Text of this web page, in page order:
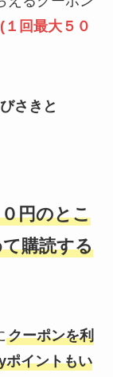
回最大５０
さきと
円のとこ
購読する
クーポンを利
ポイントもい